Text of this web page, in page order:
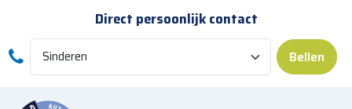
Skip to main content
Direct persoonlijk contact
Bellen